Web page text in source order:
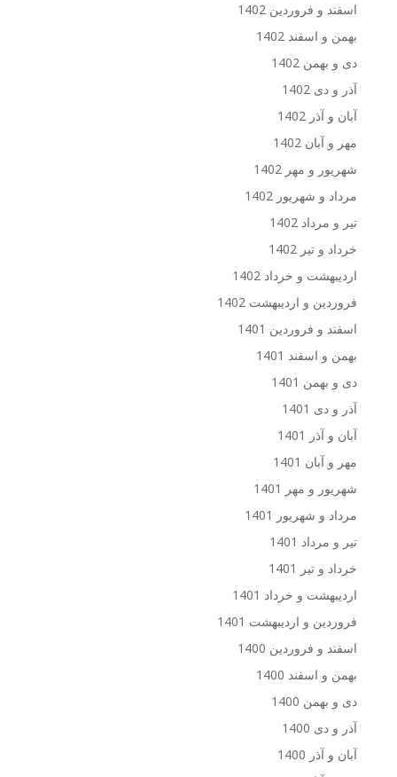
اسفند و فروردین 1402
بهمن و اسفند 1402
دی و بهمن 1402
آذر و دی 1402
آبان و آذر 1402
مهر و آبان 1402
شهریور و مهر 1402
مرداد و شهریور 1402
تیر و مرداد 1402
خرداد و تیر 1402
اردیبهشت و خرداد 1402
فروردین و اردیبهشت 1402
اسفند و فروردین 1401
بهمن و اسفند 1401
دی و بهمن 1401
آذر و دی 1401
آبان و آذر 1401
مهر و آبان 1401
شهریور و مهر 1401
مرداد و شهریور 1401
تیر و مرداد 1401
خرداد و تیر 1401
اردیبهشت و خرداد 1401
فروردین و اردیبهشت 1401
اسفند و فروردین 1400
بهمن و اسفند 1400
دی و بهمن 1400
آذر و دی 1400
آبان و آذر 1400